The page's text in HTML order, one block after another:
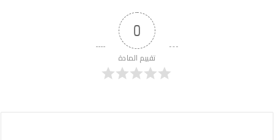
0
تقييم المادة